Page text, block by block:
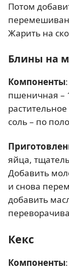
Потом
Жарить на
Блины на
Компоненты
пшеничная –
соль – по
яйца,
Добавить
и снова
добавить
Кекс
Компоненты